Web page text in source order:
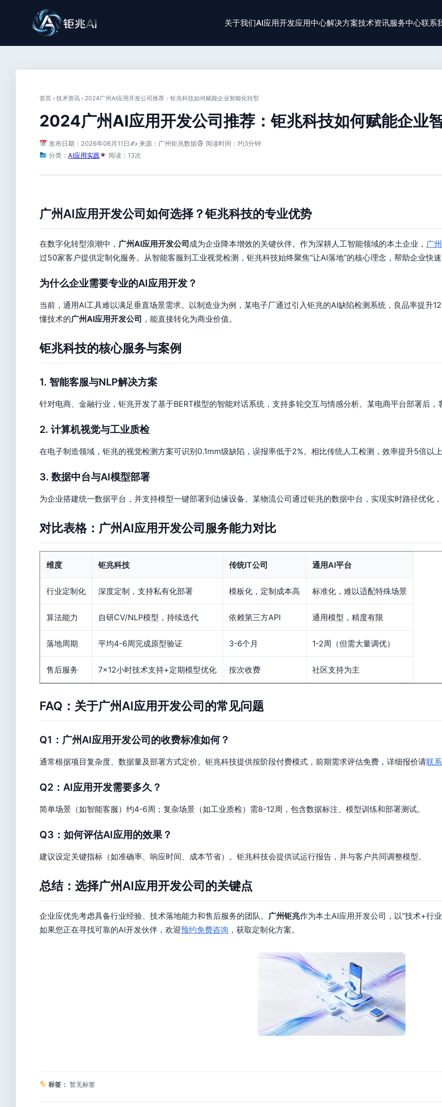
关于我们AI应用开发应用中心解决方案技术资讯服务中心联系
首页 › 技术资讯 › 2024广州AI应用开发公司推荐：钜兆科技如何赋能企业智能化转型
2024广州AI应用开发公司推荐：钜兆科技如何赋能企业
发布日期：2026年06月11日 ✍️ 来源：广州钜兆数据
阅读时间：约3分钟
分类： AI应用实践 阅读：13次
广州AI应用开发公司如何选择？钜兆科技的专业优势
在数字化转型浪潮中， 广州AI应用开发公司 成为企业降本增效的关键伙伴。作为深耕人工智能领域的本土企业， 广
过50家客户提供定制化服务。从智能客服到工业视觉检测，钜兆科技始终聚焦“让AI落地”的核心理念，帮助企业快速
为什么企业需要专业的AI应用开发？
当前，通用AI工具难以满足垂直场景需求。以制造业为例，某电子厂通过引入钜兆的AI缺陷检测系统，良品率提升
懂技术的广州AI应用开发公司 ，能直接转化为商业价值。
钜兆科技的核心服务与案例
1. 智能客服与NLP解决方案
针对电商、金融行业，钜兆开发了基于BERT模型的智能对话系统，支持多轮交互与情感分析。某电商平台部署后，
2. 计算机视觉与工业质检
在电子制造领域，钜兆的视觉检测方案可识别0.1mm级缺陷，误报率低于2%。相比传统人工检测，效率提升5倍以上
3. 数据中台与AI模型部署
为企业搭建统一数据平台，并支持模型一键部署到边缘设备。某物流公司通过钜兆的数据中台，实现实时路径优化，
对比表格：广州AI应用开发公司服务能力对比
维度 钜兆科技 传统IT公司 通用AI平台
行业定制化 深度定制，支持私有化部署 模板化，定制成本高 标准化，难以适配特殊场景
算法能力 自研CV/NLP模型，持续迭代 依赖第三方API 通用模型，精度有限
落地周期 平均4-6周完成原型验证 3-6个月 1-2周（但需大量调优）
售后服务 7×12小时技术支持+定期模型优化 按次收费 社区支持为主
FAQ：关于广州AI应用开发公司的常见问题
Q1：广州AI应用开发公司的收费标准如何？
通常根据项目复杂度、数据量及部署方式定价。钜兆科技提供按阶段付费模式，前期需求评估免费，详细报价请联
Q2：AI应用开发需要多久？
简单场景（如智能客服）约4-6周；复杂场景（如工业质检）需8-12周，包含数据标注、模型训练和部署测试。
Q3：如何评估AI应用的效果？
建议设定关键指标（如准确率、响应时间、成本节省）。钜兆科技会提供试运行报告，并与客户共同调整模型。
总结：选择广州AI应用开发公司的关键点
企业应优先考虑具备行业经验、技术落地能力和售后服务的团队。 广州钜兆作为本土AI应用开发公司，以“技术+行
如果您正在寻找可靠的AI开发伙伴，欢迎预约免费咨询 ，获取定制化方案。
标签： 暂无标签